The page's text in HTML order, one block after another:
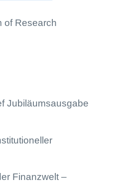
of Research
Jubiläumsausgabe
Finanzwelt –